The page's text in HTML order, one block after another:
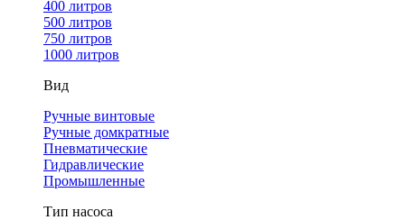
400 литров
500 литров
750 литров
1000 литров
Вид
Ручные винтовые
Ручные домкратные
Пневматические
Гидравлические
Промышленные
Тип насоса